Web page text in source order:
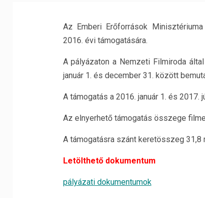
Az Emberi Erőforrások
2016. évi támogatására.
A pályázaton a Nemzeti Filmiroda
január 1. és december 31. között
A támogatás a 2016. január 1. és
Az elnyerhető támogatás összege
A támogatásra szánt keretösszeg 31,8
Letölthető dokumentum
pályázati dokumentumok